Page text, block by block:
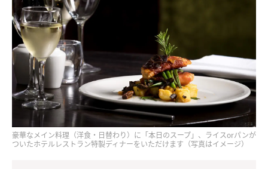
豪華なメイン料理（洋食・日替わり）に「本日のスープ」、ライスorパンが
ついたホテルレストラン特製ディナーをいただけます（写真はイメージ）